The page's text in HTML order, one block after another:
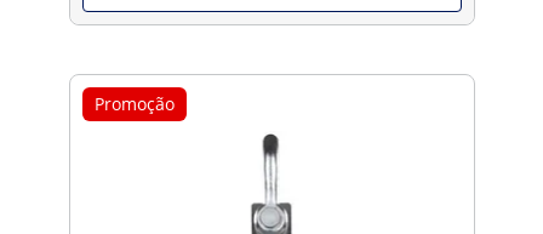
Promoção